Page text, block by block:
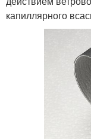
капиллярного